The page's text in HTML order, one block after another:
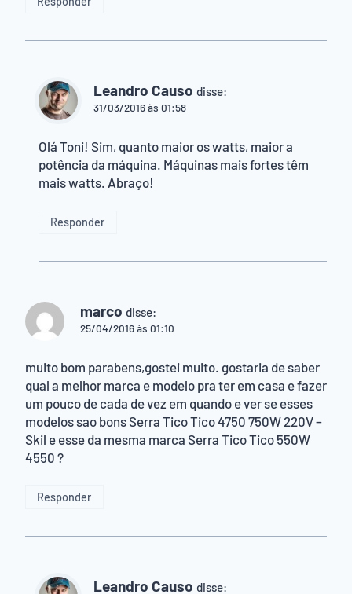
Leandro Causo disse:
31/03/2016 às 01:58
Olá Toni! Sim, quanto maior os watts, maior a
potência da máquina. Máquinas mais fortes têm
mais watts. Abraço!
Responder
marco disse:
25/04/2016 às 01:10
muito bom parabens,gostei muito. gostaria de saber
qual a melhor marca e modelo pra ter em casa e fazer
um pouco de cada de vez em quando e ver se esses
modelos sao bons Serra Tico Tico 4750 750W 220V –
Skil e esse da mesma marca Serra Tico Tico 550W
4550 ?
Responder
Leandro Causo disse: